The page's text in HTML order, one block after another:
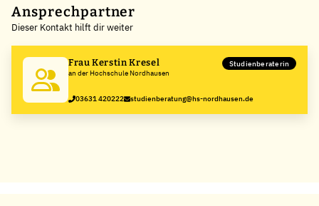
+
−
Ansprechpartner
Dieser Kontakt hilft dir weiter
Frau Kerstin Kresel
an der Hochschule Nordhausen
Studienberaterin
03631 420222 studienberatung@hs-nordhausen.de